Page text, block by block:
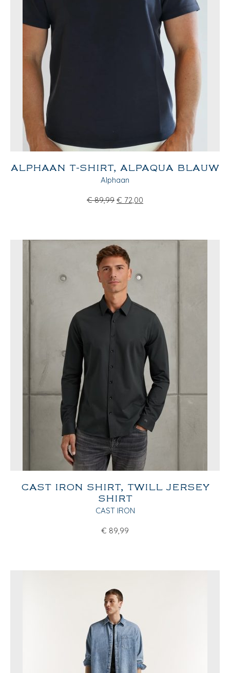
ALPHAAN T-SHIRT, ALPAQUA BLAUW
Alphaan
€ 89,99 € 72,00
CAST IRON SHIRT, TWILL JERSEY
SHIRT
CAST IRON
€ 89,99